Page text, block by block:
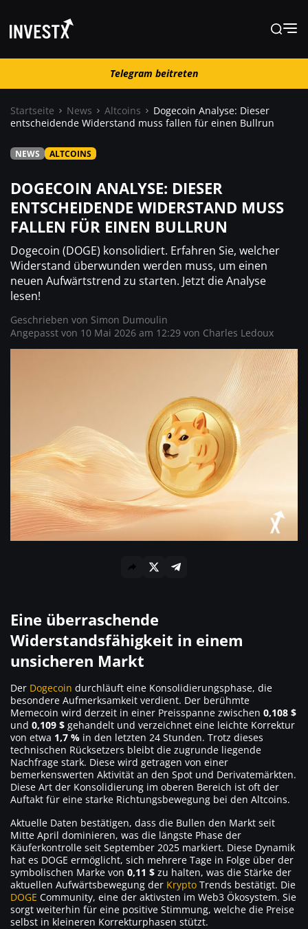
Telegram beitreten
Lernen
Trading
Wo kaufen ?
Telegram beitreten
Startseite News Altcoins
Dogecoin Analyse: Dieser
entscheidende Widerstand muss fallen für einen Bullrun
NEWS ALTCOINS
DOGECOIN ANALYSE: DIESER
ENTSCHEIDENDE WIDERSTAND MUSS
FALLEN FÜR EINEN BULLRUN
Dogecoin (DOGE) konsolidiert. Erfahren Sie, welcher
Widerstand überwunden werden muss, um einen
neuen Aufwärtstrend zu starten. Jetzt die Analyse
lesen!
Geschrieben von Simon Dumoulin
Angepasst von 10 Mai 2026 am 12:29 von Charles Ledoux
Eine überraschende
Widerstandsfähigkeit in einem
unsicheren Markt
Der Dogecoin durchläuft eine Konsolidierungsphase, die
besondere Aufmerksamkeit verdient. Der berühmte
Memecoin wird derzeit in einer Preisspanne zwischen 0,108 $
und 0,109 $ gehandelt und verzeichnet eine leichte Korrektur
von etwa 1,7 % in den letzten 24 Stunden. Trotz dieses
technischen Rücksetzers bleibt die zugrunde liegende
Nachfrage stark. Diese wird getragen von einer
bemerkenswerten Aktivität an den Spot und Derivatemärkten.
Diese Art der Konsolidierung im oberen Bereich ist oft der
Auftakt für eine starke Richtungsbewegung bei den Altcoins.
Aktuelle Daten bestätigen, dass die Bullen den Markt seit
Mitte April dominieren, was die längste Phase der
Käuferkontrolle seit September 2025 markiert. Diese Dynamik
hat es DOGE ermöglicht, sich mehrere Tage in Folge über der
symbolischen Marke von 0,11 $ zu halten, was die Stärke der
aktuellen Aufwärtsbewegung der Krypto Trends bestätigt. Die
DOGE Community, eine der aktivsten im Web3 Ökosystem. Sie
sorgt weiterhin für eine positive Stimmung, welche die Preise
selbst in kleineren Korrekturphasen stützt.